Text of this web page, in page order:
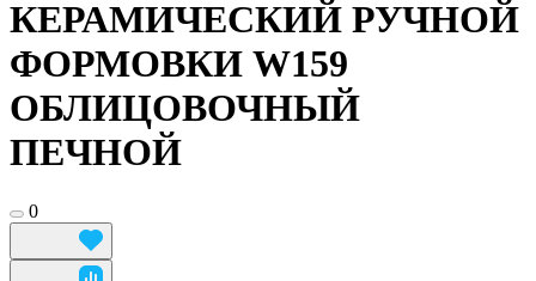
КЕРАМИЧЕСКИЙ РУЧНОЙ
ФОРМОВКИ W159
ОБЛИЦОВОЧНЫЙ
ПЕЧНОЙ
0